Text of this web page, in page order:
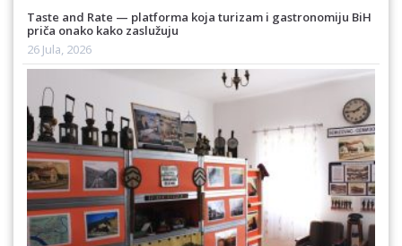
Taste and Rate — platforma koja turizam i gastronomiju BiH
priča onako kako zaslužuju
26 Jula, 2026